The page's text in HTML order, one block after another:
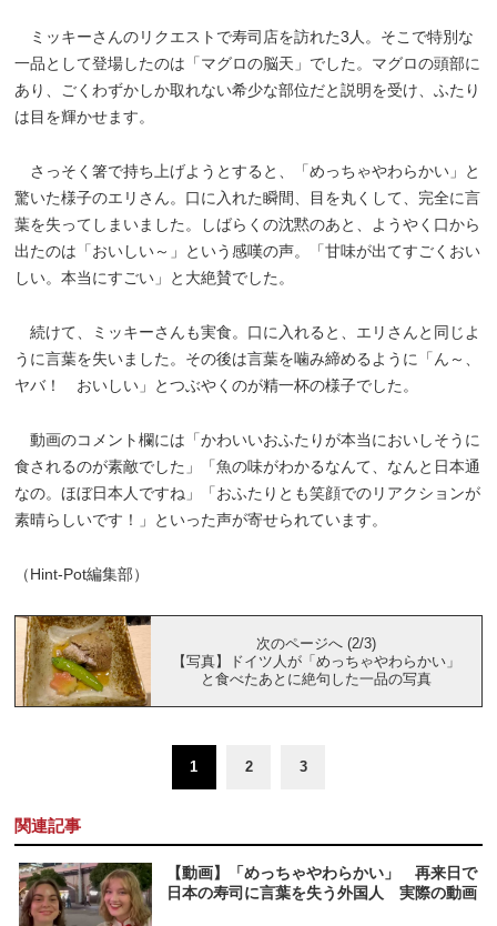
ミッキーさんのリクエストで寿司店を訪れた3人。そこで特別な
一品として登場したのは「マグロの脳天」でした。マグロの頭部に
あり、ごくわずかしか取れない希少な部位だと説明を受け、ふたり
は目を輝かせます。
さっそく箸で持ち上げようとすると、「めっちゃやわらかい」と
驚いた様子のエリさん。口に入れた瞬間、目を丸くして、完全に言
葉を失ってしまいました。しばらくの沈黙のあと、ようやく口から
出たのは「おいしい～」という感嘆の声。「甘味が出てすごくおい
しい。本当にすごい」と大絶賛でした。
続けて、ミッキーさんも実食。口に入れると、エリさんと同じよ
うに言葉を失いました。その後は言葉を噛み締めるように「ん～、
ヤバ！ おいしい」とつぶやくのが精一杯の様子でした。
動画のコメント欄には「かわいいおふたりが本当においしそうに
食されるのが素敵でした」「魚の味がわかるなんて、なんと日本通
なの。ほぼ日本人ですね」「おふたりとも笑顔でのリアクションが
素晴らしいです！」といった声が寄せられています。
（Hint-Pot編集部）
次のページへ (2/3)
【写真】ドイツ人が「めっちゃやわらかい」
と食べたあとに絶句した一品の写真
1 2 3
関連記事
【動画】「めっちゃやわらかい」 再来日で
日本の寿司に言葉を失う外国人 実際の動画